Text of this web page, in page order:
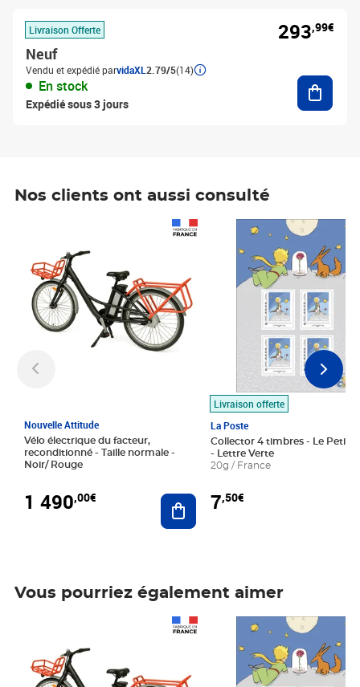
Livraison Offerte
Neuf
Vendu et expédié parvidaXL 2.79/5(14)
En stock
Expédié sous 3 jours
293,99€
Nos clients ont aussi consulté
Nouvelle Attitude
Vélo électrique du facteur,
reconditionné - Taille normale -
Noir/ Rouge
1 490,00€ Ajouter au panier
Livraison offerte
La Poste
Collector 4 timbres - Le Petit
- Lettre Verte
20g / France
7,50€
Prix 7,50€
Vous pourriez également aimer
Prix 7,50€